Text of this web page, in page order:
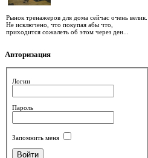
Рынок тренажеров для дома сейчас очень велик.
Не исключено, что покупая абы что,
приходится сожалеть об этом через ден...
Авторизация
Логин
Пароль
Запомнить меня